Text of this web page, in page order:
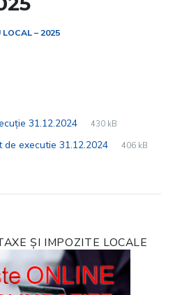
LOCAL – 2025
31.12.2024
File
pdf
File
430 kB
executie 31.12.2024
File
pdf
File
406 kB
ȘI IMPOZITE LOCALE